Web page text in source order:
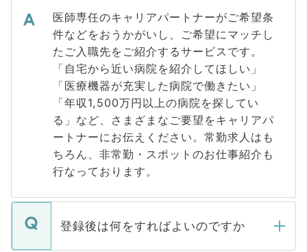
医師専任のキャリアパートナーがご希望条
件などをおうかがいし、ご希望にマッチし
たご入職先をご紹介するサービスです。
「自宅から近い病院を紹介してほしい」
「医療機器が充実した病院で働きたい」
「年収1,500万円以上の病院を探してい
る」など、さまざまなご要望をキャリアパ
ートナーにお伝えください。常勤求人はも
ちろん、非常勤・スポットのお仕事紹介も
行なっております。
登録後は何をすればよいのですか